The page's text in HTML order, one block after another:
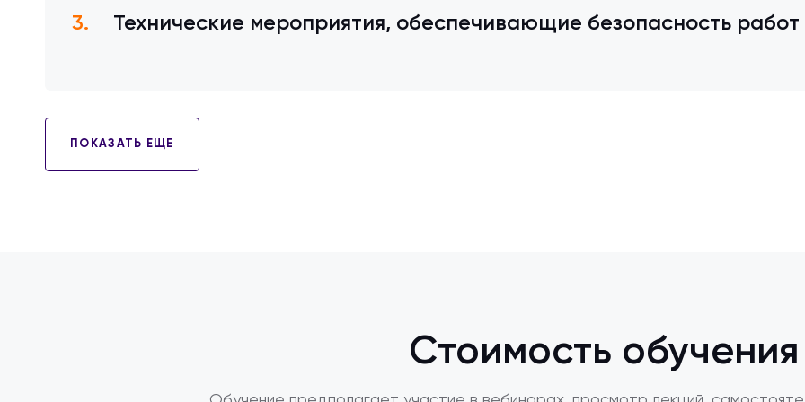
Технические мероприятия, обеспечивающие безопасность работ
ПОКАЗАТЬ ЕЩЕ
Стоимость обучения